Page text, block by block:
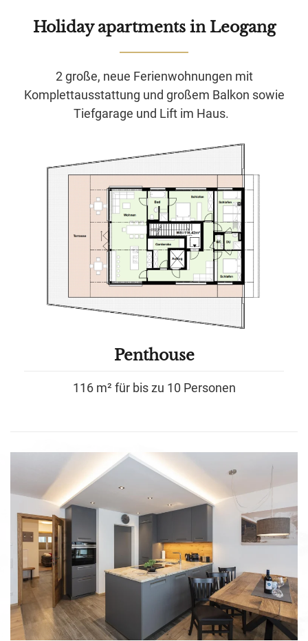
Holiday apartments in Leogang
2 große, neue Ferienwohnungen mit
Komplettausstattung und großem Balkon sowie
Tiefgarage und Lift im Haus.
Penthouse
116 m² für bis zu 10 Personen